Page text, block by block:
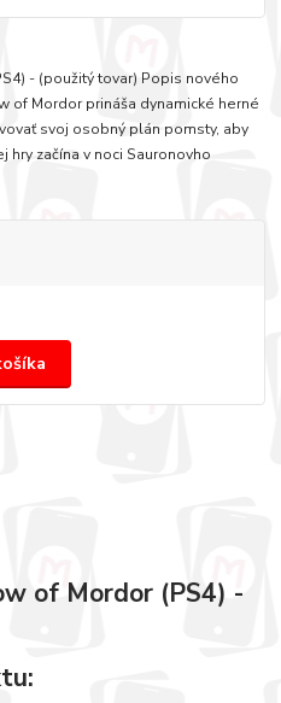
- (použitý tovar) Popis nového
of Mordor prináša dynamické herné
svoj osobný plán pomsty, aby
začína v noci Sauronovho
of Mordor (PS4) -